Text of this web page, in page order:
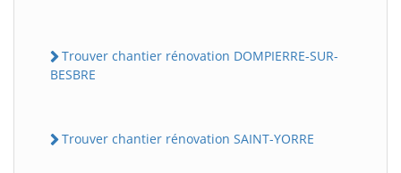
Trouver chantier rénovation DOMPIERRE-SUR-
BESBRE
Trouver chantier rénovation SAINT-YORRE